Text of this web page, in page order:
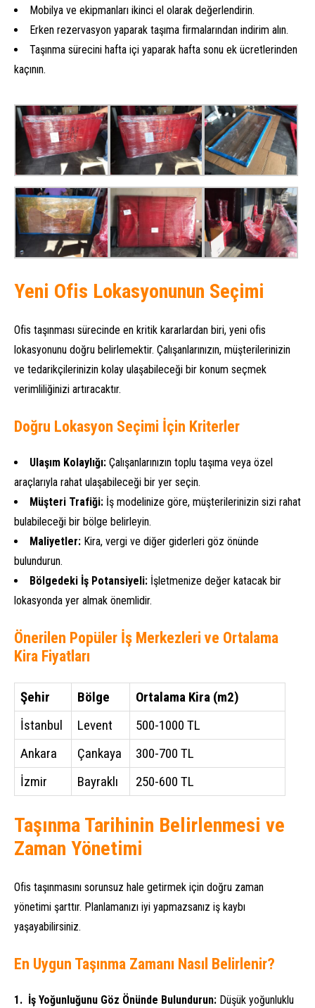
Mobilya ve ekipmanları ikinci el olarak değerlendirin.
Erken rezervasyon yaparak taşıma firmalarından indirim alın.
Taşınma sürecini hafta içi yaparak hafta sonu ek ücretlerinden
kaçının.
Yeni Ofis Lokasyonunun Seçimi
Ofis taşınması sürecinde en kritik kararlardan biri, yeni ofis
lokasyonunu doğru belirlemektir. Çalışanlarınızın, müşterilerinizin
ve tedarikçilerinizin kolay ulaşabileceği bir konum seçmek
verimliliğinizi artıracaktır.
Doğru Lokasyon Seçimi İçin Kriterler
Ulaşım Kolaylığı: Çalışanlarınızın toplu taşıma veya özel
araçlarıyla rahat ulaşabileceği bir yer seçin.
Müşteri Trafiği: İş modelinize göre, müşterilerinizin sizi rahat
bulabileceği bir bölge belirleyin.
Maliyetler: Kira, vergi ve diğer giderleri göz önünde
bulundurun.
Bölgedeki İş Potansiyeli: İşletmenize değer katacak bir
lokasyonda yer almak önemlidir.
Önerilen Popüler İş Merkezleri ve Ortalama
Kira Fiyatları
Şehir Bölge
Ortalama Kira (m2)
İstanbul
Levent
500-1000 TL
Ankara
Çankaya
300-700 TL
İzmir
Bayraklı 250-600 TL
Taşınma Tarihinin Belirlenmesi ve
Zaman Yönetimi
Ofis taşınmasını sorunsuz hale getirmek için doğru zaman
yönetimi şarttır. Planlamanızı iyi yapmazsanız iş kaybı
yaşayabilirsiniz.
En Uygun Taşınma Zamanı Nasıl Belirlenir?
İş Yoğunluğunu Göz Önünde Bulundurun: Düşük yoğunluklu